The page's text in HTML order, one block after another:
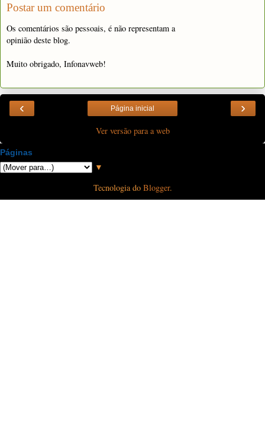
Postar um comentário
Os comentários são pessoais, é não representam a
opinião deste blog.
Muito obrigado, Infonavweb!
‹ ›
Página inicial
Ver versão para a web
Páginas
▼
Tecnologia do Blogger.